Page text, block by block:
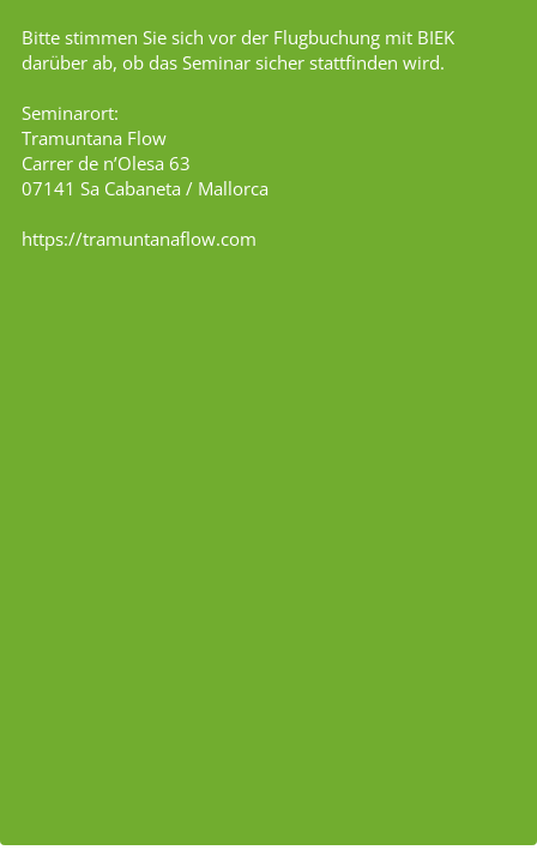
Bitte stimmen Sie sich vor der Flugbuchung mit BIEK
darüber ab, ob das Seminar sicher stattfinden wird.
Seminarort:
Tramuntana Flow
Carrer de n’Olesa 63
07141 Sa Cabaneta / Mallorca
https://tramuntanaflow.com